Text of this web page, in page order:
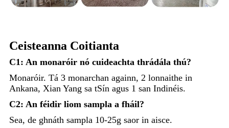
Ceisteanna Coitianta
C1: An monaróir nó cuideachta thrádála thú?
Monaróir. Tá 3 monarchan againn, 2 lonnaithe in
Ankana, Xian Yang sa tSín agus 1 san Indinéis.
C2: An féidir liom sampla a fháil?
Sea, de ghnáth sampla 10-25g saor in aisce.